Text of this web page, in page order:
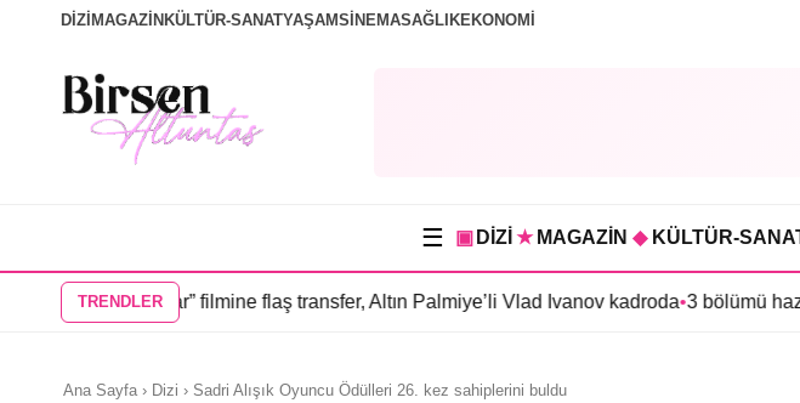
DİZİ MAGAZİN KÜLTÜR-SANATYAŞAMSİNEMASAĞLIKEKONOMİ
☰ ▣ DİZİ ★ MAGAZİN ◆ KÜLTÜR-
TRENDLER
İnsanlar” filmine flaş transfer, Altın Palmiye’li Vlad Ivanov kadroda•3 bölümü hazır olan
Ana Sayfa › Dizi › Sadri Alışık Oyuncu Ödülleri 26. kez sahiplerini buldu